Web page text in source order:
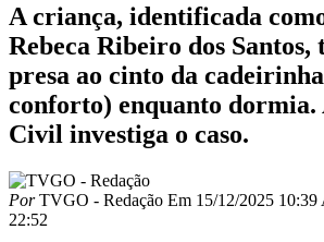
A criança, identificada
Rebeca Ribeiro dos
presa ao cinto da
conforto) enquanto dormia.
Civil investiga o caso.
PorTVGO - Redação Em 15/12/2025 10:39
22:52